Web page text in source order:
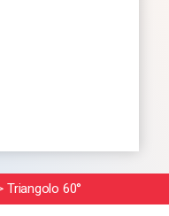
Triangolo 60°